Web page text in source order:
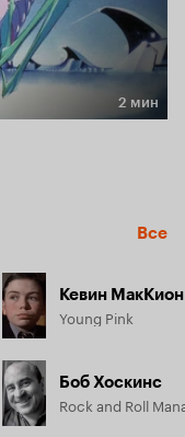
2 мин
Все
Кевин МакКион
Young Pink
Боб Хоскинс
Rock and Roll